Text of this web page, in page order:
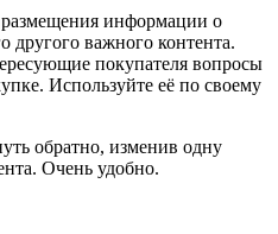
размещения информации о
другого важного контента.
покупателя вопросы
Используйте её по своему
обратно, изменив одну
Очень удобно.